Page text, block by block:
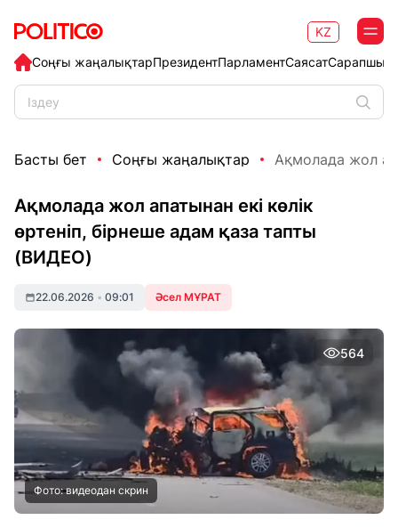
Соңғы жаңалықтарПрезидентПарламентСаясат
KZ
Басты бет Соңғы жаңалықтар Ақмолада жол
Ақмолада жол апатынан екі көлік
өртеніп, бірнеше адам қаза тапты
(ВИДЕО)
22.06.2026 • 09:01 Әсел МҰРАТ
564
Фото: видеодан скрин